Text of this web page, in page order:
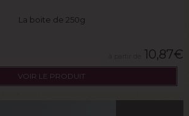
La boite de 250g
10,87€
VOIR LE PRODUIT